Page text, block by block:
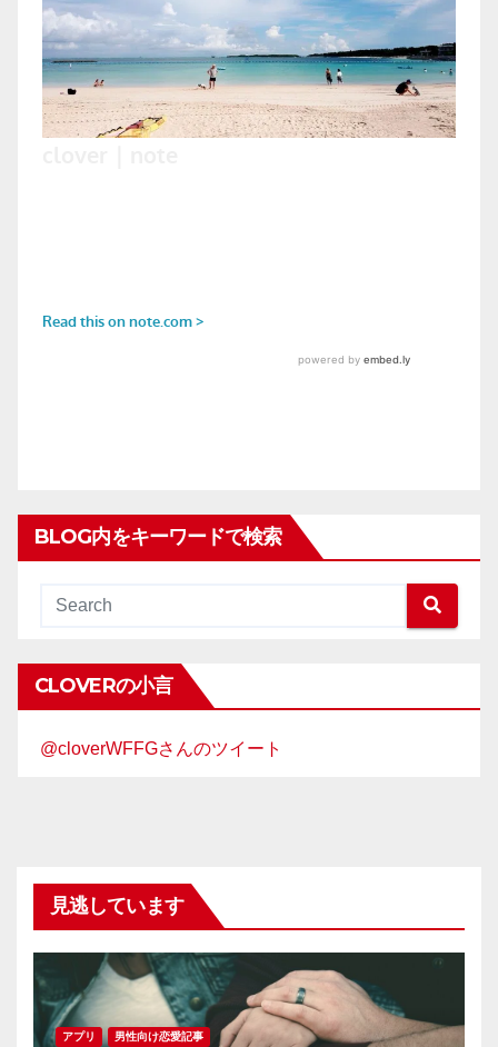
BLOG内をキーワードで検索
CLOVERの小言
@cloverWFFGさんのツイート
見逃しています
アプリ 男性向け恋愛記事